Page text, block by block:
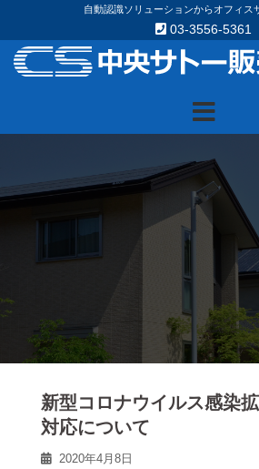
content
自動認識ソリューションからオフィス
03-3556-5361
新型コロナウイルス感染
対応について
2020年4月8日